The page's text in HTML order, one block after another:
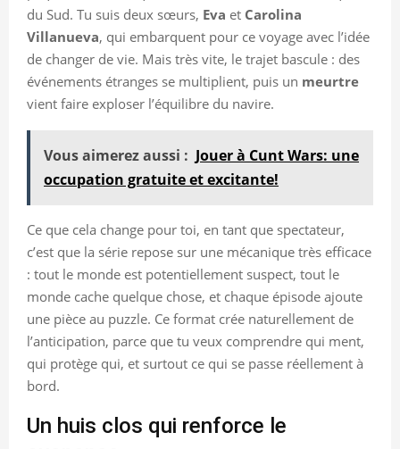
du Sud. Tu suis deux sœurs, Eva et Carolina
Villanueva, qui embarquent pour ce voyage avec l’idée
de changer de vie. Mais très vite, le trajet bascule : des
événements étranges se multiplient, puis un meurtre
vient faire exploser l’équilibre du navire.
Vous aimerez aussi : Jouer à Cunt Wars: une
occupation gratuite et excitante!
Ce que cela change pour toi, en tant que spectateur,
c’est que la série repose sur une mécanique très efficace
: tout le monde est potentiellement suspect, tout le
monde cache quelque chose, et chaque épisode ajoute
une pièce au puzzle. Ce format crée naturellement de
l’anticipation, parce que tu veux comprendre qui ment,
qui protège qui, et surtout ce qui se passe réellement à
bord.
Un huis clos qui renforce le